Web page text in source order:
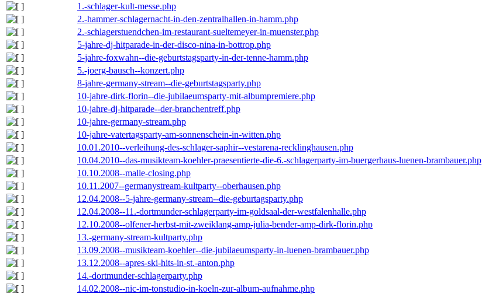
1.-schlager-kult-messe.php
2.-hammer-schlagernacht-in-den-zentralhallen-in-hamm.php
2.-schlagerstuendchen-im-restaurant-sueltemeyer-in-muenster.php
5-jahre-dj-hitparade-in-der-disco-nina-in-bottrop.php
5-jahre-foxwahn--die-geburtstagsparty-in-der-tenne-hamm.php
5.-joerg-bausch--konzert.php
8-jahre-germany-stream--die-geburtstagsparty.php
10-jahre-dirk-florin--die-jubilaeumsparty-mit-albumpremiere.php
10-jahre-dj-hitparade--der-branchentreff.php
10-jahre-germany-stream.php
10-jahre-vatertagsparty-am-sonnenschein-in-witten.php
10.01.2010--verleihung-des-schlager-saphir--vestarena-recklinghausen.php
10.04.2010--das-musikteam-koehler-praesentierte-die-6.-schlagerparty-im-buergerhaus-luenen-brambauer.php
10.10.2008--malle-closing.php
10.11.2007--germanystream-kultparty--oberhausen.php
12.04.2008--5-jahre-germany-stream--die-geburtagsparty.php
12.04.2008--11.-dortmunder-schlagerparty-im-goldsaal-der-westfalenhalle.php
12.10.2008--olfener-herbst-mit-zweiklang-amp-julia-bender-amp-dirk-florin.php
13.-germany-stream-kultparty.php
13.09.2008--musikteam-koehler--die-jubilaeumsparty-in-luenen-brambauer.php
13.12.2008--apres-ski-hits-in-st.-anton.php
14.-dortmunder-schlagerparty.php
14.02.2008--nic-im-tonstudio-in-koeln-zur-album-aufnahme.php